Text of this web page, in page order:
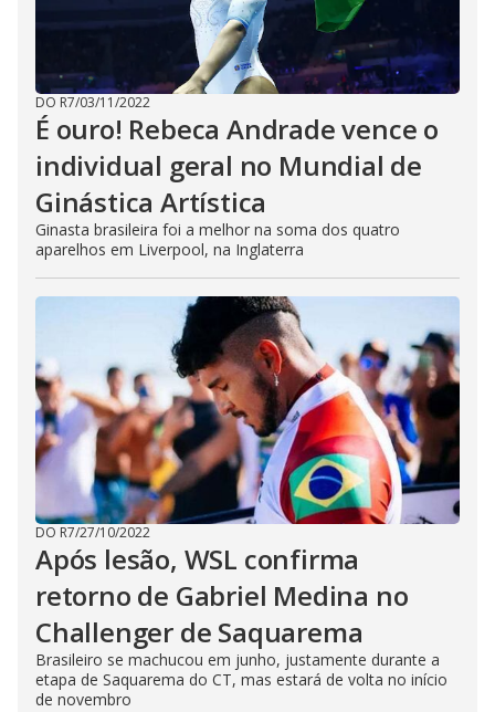
DO R7/03/11/2022
É ouro! Rebeca Andrade vence o
individual geral no Mundial de
Ginástica Artística
Ginasta brasileira foi a melhor na soma dos quatro
aparelhos em Liverpool, na Inglaterra
DO R7/27/10/2022
Após lesão, WSL confirma
retorno de Gabriel Medina no
Challenger de Saquarema
Brasileiro se machucou em junho, justamente durante a
etapa de Saquarema do CT, mas estará de volta no início
de novembro